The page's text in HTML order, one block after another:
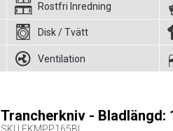
Rostfri Inredning
Disk / Tvätt
Ventilation
Trancherkniv - Bladlängd: